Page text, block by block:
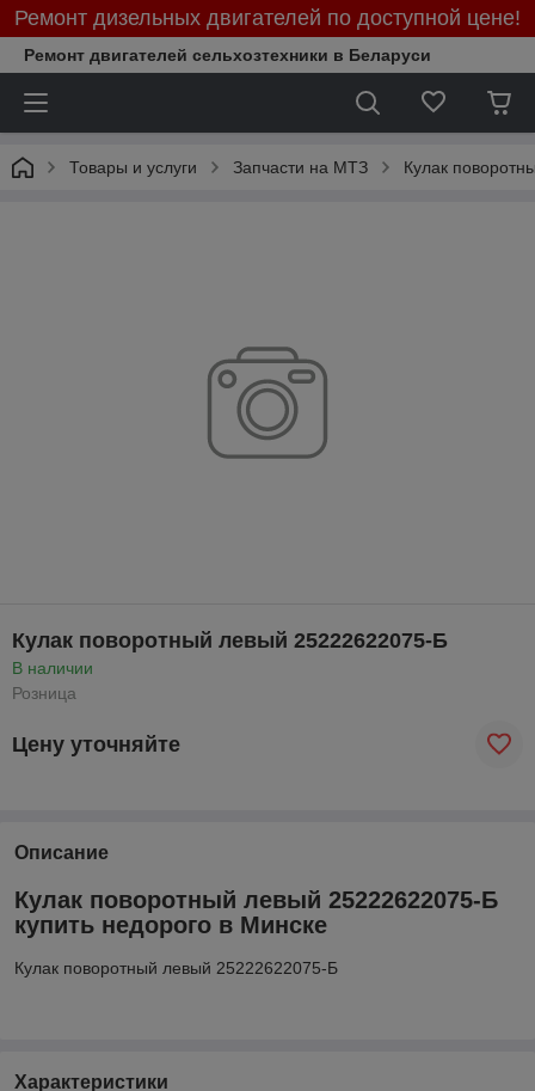
Ремонт дизельных двигателей по доступной цене!
Ремонт двигателей сельхозтехники в Беларуси
Товары и услуги Запчасти на МТЗ Кулак
Кулак поворотный левый 25222622075-Б
В наличии
Розница
Цену уточняйте
Описание
Кулак поворотный левый 25222622075-Б
купить недорого в Минске
Кулак поворотный левый 25222622075-Б
Характеристики